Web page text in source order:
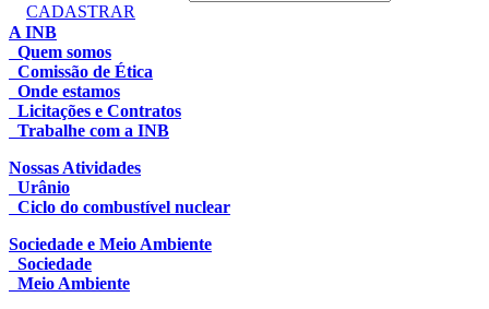
CADASTRAR
A INB
Quem somos
Comissão de Ética
Onde estamos
Licitações e Contratos
Trabalhe com a INB
Nossas Atividades
Urânio
Ciclo do combustível nuclear
Sociedade e Meio Ambiente
Sociedade
Meio Ambiente